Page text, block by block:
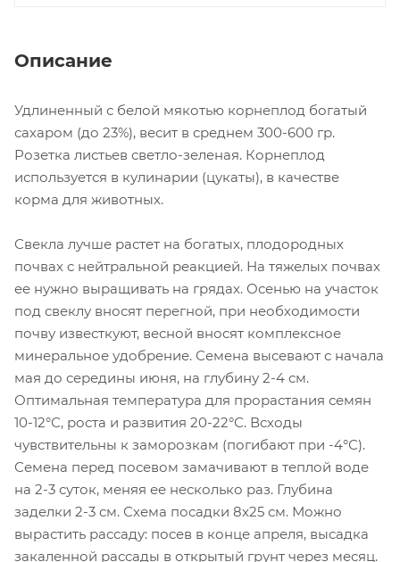
Описание
Удлиненный с белой мякотью корнеплод богатый
сахаром (до 23%), весит в среднем 300-600 гр.
Розетка листьев светло-зеленая. Корнеплод
используется в кулинарии (цукаты), в качестве
корма для животных.
Свекла лучше растет на богатых, плодородных
почвах с нейтральной реакцией. На тяжелых почвах
ее нужно выращивать на грядах. Осенью на участок
под свеклу вносят перегной, при необходимости
почву известкуют, весной вносят комплексное
минеральное удобрение. Семена высевают с начала
мая до середины июня, на глубину 2-4 см.
Оптимальная температура для прорастания семян
10-12°С, роста и развития 20-22°С. Всходы
чувствительны к заморозкам (погибают при -4°С).
Семена перед посевом замачивают в теплой воде
на 2-3 суток, меняя ее несколько раз. Глубина
заделки 2-3 см. Схема посадки 8x25 см. Можно
вырастить рассаду: посев в конце апреля, высадка
закаленной рассады в открытый грунт через месяц.